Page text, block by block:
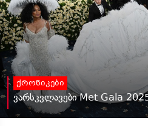
ქრონიკები
ვარსკვლავები Met Gala